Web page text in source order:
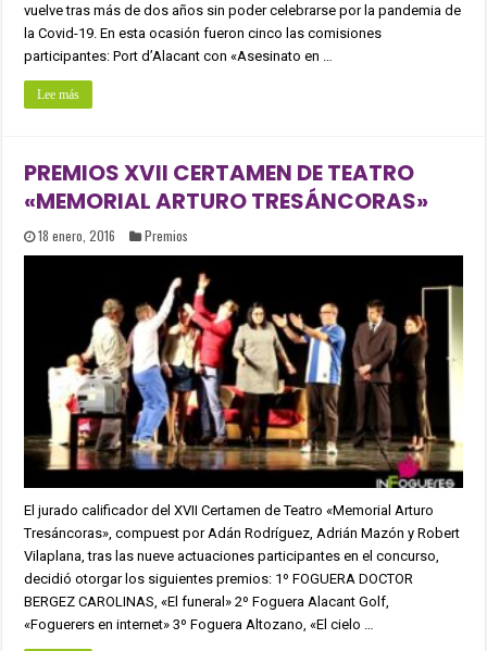
vuelve tras más de dos años sin poder celebrarse por la pandemia de
la Covid-19. En esta ocasión fueron cinco las comisiones
participantes: Port d’Alacant con «Asesinato en …
Lee más
PREMIOS XVII CERTAMEN DE TEATRO
«MEMORIAL ARTURO TRESÁNCORAS»
18 enero, 2016 Premios
El jurado calificador del XVII Certamen de Teatro «Memorial Arturo
Tresáncoras», compuest por Adán Rodríguez, Adrián Mazón y Robert
Vilaplana, tras las nueve actuaciones participantes en el concurso,
decidió otorgar los siguientes premios: 1º FOGUERA DOCTOR
BERGEZ CAROLINAS, «El funeral» 2º Foguera Alacant Golf,
«Foguerers en internet» 3º Foguera Altozano, «El cielo …